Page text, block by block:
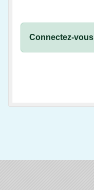
Connectez-vous